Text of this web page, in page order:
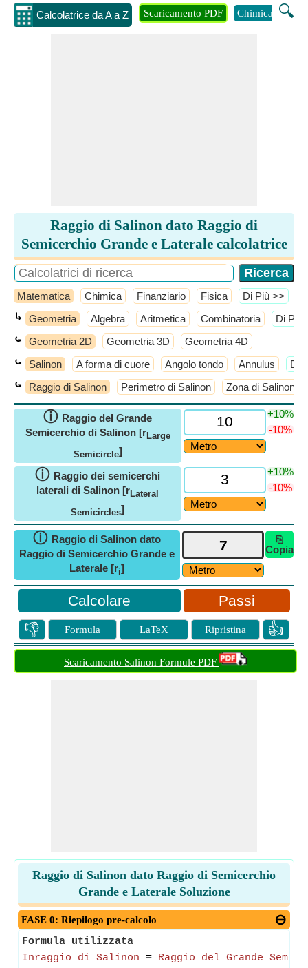
Calcolatrice da A a Z 🔍
Scaricamento PDF Chimica
Raggio di Salinon dato Raggio di
Semicerchio Grande e Laterale calcolatrice
Matematica Chimica Finanziario Fisica ​Di Più >>
↳ Geometria Algebra Aritmetica Combinatoria ​Di Più
⤿ Geometria 2D Geometria 3D Geometria 4D
⤿ Salinon A forma di cuore Angolo tondo Annulus ​Di
⤿ Raggio di Salinon Perimetro di Salinon Zona di Salinon
ⓘ Raggio del Grande
Semicerchio di Salinon [rLarge
Semicircle]
+10%
-10%
ⓘ Raggio dei semicerchi
laterali di Salinon [rLateral
Semicircles]
+10%
-10%
ⓘ Raggio di Salinon dato
Raggio di Semicerchio Grande e
Laterale [ri]
⎘
Copia
Passi
👎 Formula LaTeX Ripristina 👍
Scaricamento Salinon Formule PDF
Raggio di Salinon dato Raggio di Semicerchio
Grande e Laterale Soluzione
FASE 0: Riepilogo pre-calcolo
Formula utilizzata
Inraggio di Salinon = Raggio del Grande